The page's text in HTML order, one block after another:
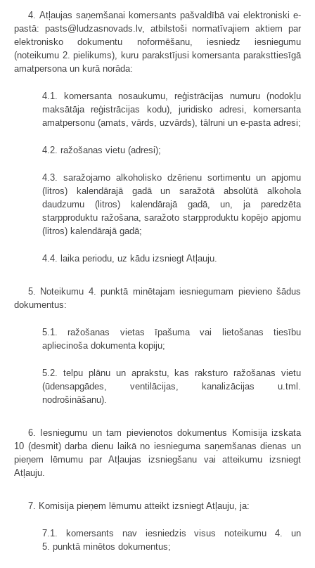
4. Atļaujas saņemšanai komersants pašvaldībā vai elektroniski e-
pastā: pasts@ludzasnovads.lv, atbilstoši normatīvajiem aktiem par
elektronisko dokumentu noformēšanu, iesniedz iesniegumu
(noteikumu 2. pielikums), kuru parakstījusi komersanta paraksttiesīgā
amatpersona un kurā norāda:
4.1. komersanta nosaukumu, reģistrācijas numuru (nodokļu
maksātāja reģistrācijas kodu), juridisko adresi, komersanta
amatpersonu (amats, vārds, uzvārds), tālruni un e-pasta adresi;
4.2. ražošanas vietu (adresi);
4.3. saražojamo alkoholisko dzērienu sortimentu un apjomu
(litros) kalendārajā gadā un saražotā absolūtā alkohola
daudzumu (litros) kalendārajā gadā, un, ja paredzēta
starpproduktu ražošana, saražoto starpproduktu kopējo apjomu
(litros) kalendārajā gadā;
4.4. laika periodu, uz kādu izsniegt Atļauju.
5. Noteikumu 4. punktā minētajam iesniegumam pievieno šādus
dokumentus:
5.1. ražošanas vietas īpašuma vai lietošanas tiesību
apliecinoša dokumenta kopiju;
5.2. telpu plānu un aprakstu, kas raksturo ražošanas vietu
(ūdensapgādes, ventilācijas, kanalizācijas u.tml.
nodrošināšanu).
6. Iesniegumu un tam pievienotos dokumentus Komisija izskata
10 (desmit) darba dienu laikā no iesnieguma saņemšanas dienas un
pieņem lēmumu par Atļaujas izsniegšanu vai atteikumu izsniegt
Atļauju.
7. Komisija pieņem lēmumu atteikt izsniegt Atļauju, ja:
7.1. komersants nav iesniedzis visus noteikumu 4. un
5. punktā minētos dokumentus;